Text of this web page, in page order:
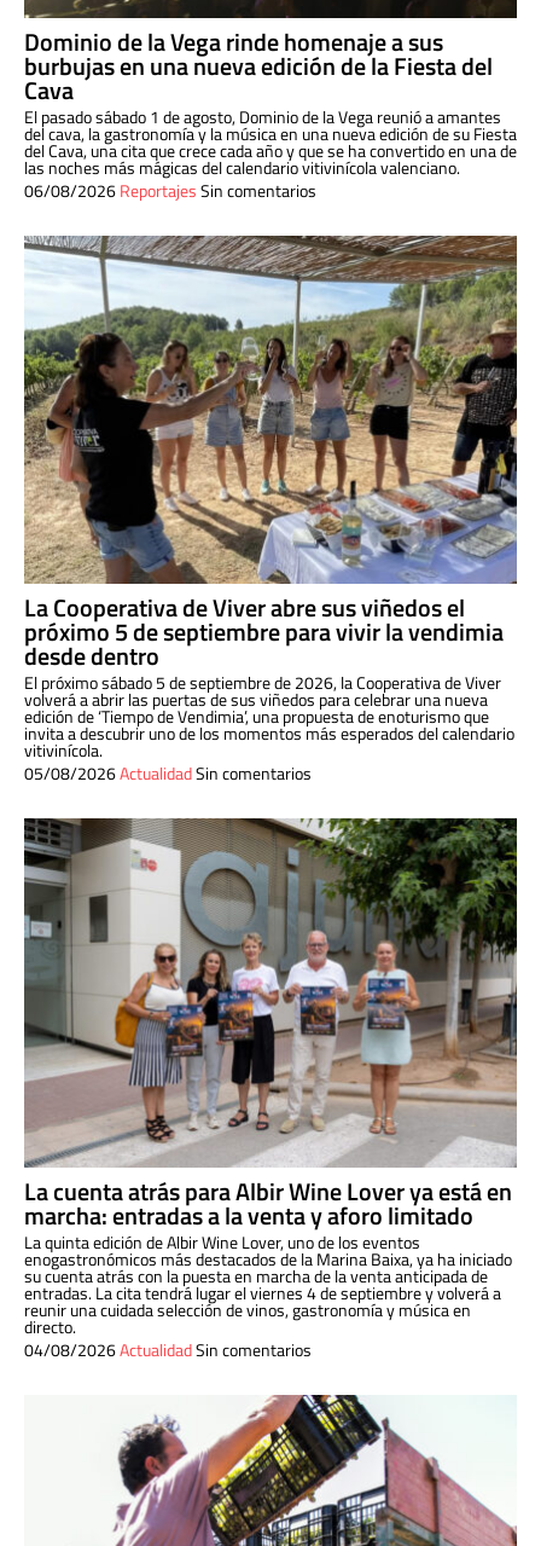
Dominio de la Vega rinde homenaje a sus
burbujas en una nueva edición de la Fiesta del
Cava
El pasado sábado 1 de agosto, Dominio de la Vega reunió a amantes
del cava, la gastronomía y la música en una nueva edición de su Fiesta
del Cava, una cita que crece cada año y que se ha convertido en una de
las noches más mágicas del calendario vitivinícola valenciano.
06/08/2026ReportajesSin comentarios
La Cooperativa de Viver abre sus viñedos el
próximo 5 de septiembre para vivir la vendimia
desde dentro
El próximo sábado 5 de septiembre de 2026, la Cooperativa de Viver
volverá a abrir las puertas de sus viñedos para celebrar una nueva
edición de ‘Tiempo de Vendimia’, una propuesta de enoturismo que
invita a descubrir uno de los momentos más esperados del calendario
vitivinícola.
05/08/2026ActualidadSin comentarios
La cuenta atrás para Albir Wine Lover ya está en
marcha: entradas a la venta y aforo limitado
La quinta edición de Albir Wine Lover, uno de los eventos
enogastronómicos más destacados de la Marina Baixa, ya ha iniciado
su cuenta atrás con la puesta en marcha de la venta anticipada de
entradas. La cita tendrá lugar el viernes 4 de septiembre y volverá a
reunir una cuidada selección de vinos, gastronomía y música en
directo.
04/08/2026ActualidadSin comentarios